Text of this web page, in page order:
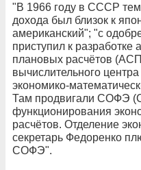
"В 1966 году в СССР
дохода был близок к
американский"; "с
приступил к
плановых расчётов
вычислительного
экономико-
Там продвигали СОФЭ
функционирования
расчётов. Отделение
секретарь Федоренко
СОФЭ".